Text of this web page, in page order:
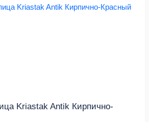
Kriastak Antik Кирпично-